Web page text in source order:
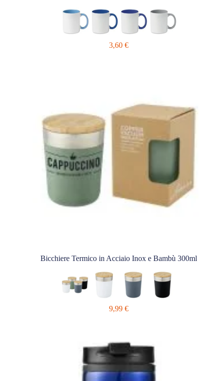
3,60 €
Bicchiere Termico in Acciaio Inox e Bambù 300ml
9,99 €